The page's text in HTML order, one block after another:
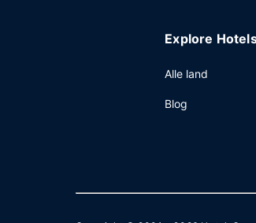
Explore
Alle land
Blog